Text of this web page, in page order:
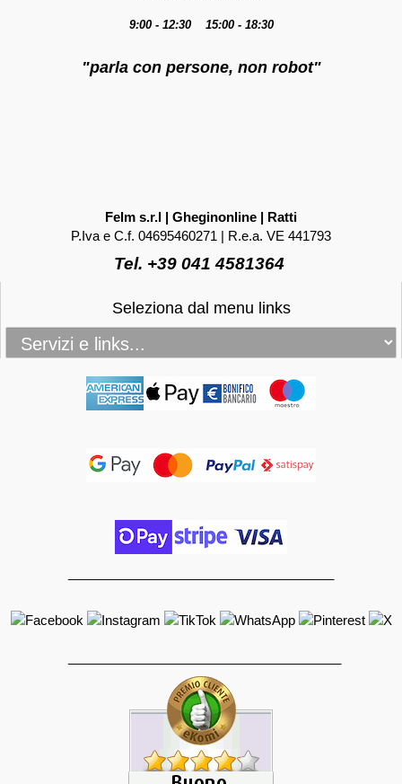
9:00 - 12:30 15:00 - 18:30
"parla con persone, non robot"
Felm s.r.l | Gheginonline | Ratti
P.Iva e C.f. 04695460271 | R.e.a. VE 441793
Tel. +39 041 4581364
Seleziona dal menu links